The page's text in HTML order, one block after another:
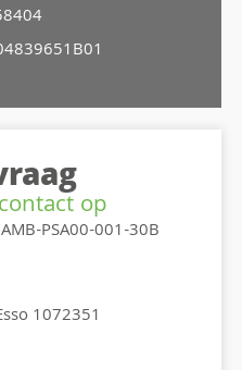
op
PSA00-001-30B
1072351